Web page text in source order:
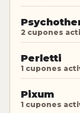
2 cupones
Perletti
1 cupones
Pixum
1 cupones